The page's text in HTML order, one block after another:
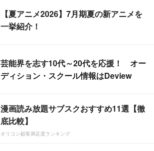
【夏アニメ2026】7月期夏の新アニメを
一挙紹介！
芸能界を志す10代～20代を応援！ オー
ディション・スクール情報はDeview
漫画読み放題サブスクおすすめ11選【徹
底比較】
オリコン顧客満足度ランキング